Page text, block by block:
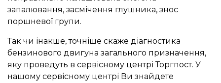
запалювання, засмічення глушника, знос
поршневої групи.
Так чи інакше, точніше скаже діагностика
бензинового двигуна загального призначення,
яку проведуть в сервісному центрі Торгпост. У
нашому сервісному центрі Ви знайдете